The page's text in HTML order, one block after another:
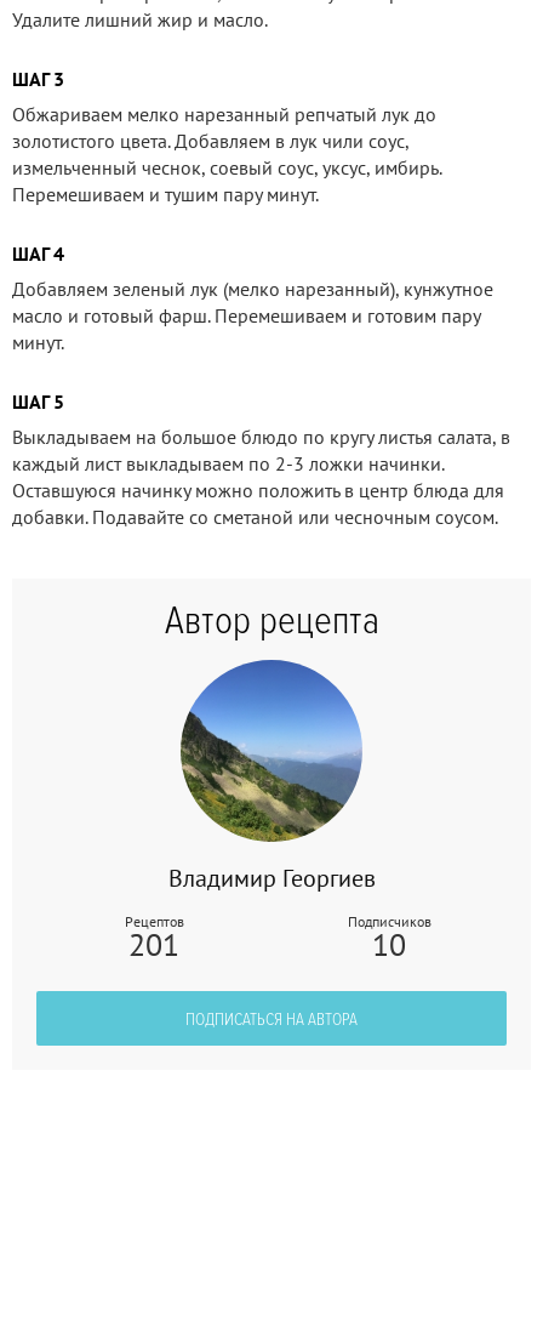
Удалите лишний жир и масло.
ШАГ 3
Обжариваем мелко нарезанный репчатый лук до
золотистого цвета. Добавляем в лук чили соус,
измельченный чеснок, соевый соус, уксус, имбирь.
Перемешиваем и тушим пару минут.
ШАГ 4
Добавляем зеленый лук (мелко нарезанный), кунжутное
масло и готовый фарш. Перемешиваем и готовим пару
минут.
ШАГ 5
Выкладываем на большое блюдо по кругу листья салата, в
каждый лист выкладываем по 2-3 ложки начинки.
Оставшуюся начинку можно положить в центр блюда для
добавки. Подавайте со сметаной или чесночным соусом.
Автор рецепта
Владимир Георгиев
Рецептов
201
Подписчиков
10
ПОДПИСАТЬСЯ НА АВТОРА